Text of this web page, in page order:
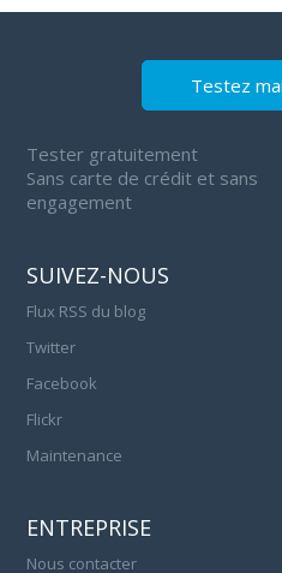
Testez
Tester gratuitement
Sans carte de crédit et sans
engagement
SUIVEZ-NOUS
Flux RSS du blog
Twitter
Facebook
Flickr
Maintenance
ENTREPRISE
Nous contacter